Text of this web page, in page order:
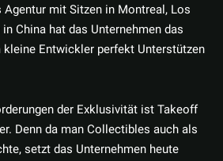
Agentur mit Sitzen in Montreal, Los
China hat das Unternehmen das
Entwickler perfekt Unterstützen
der Exklusivität ist Takeoff
Denn da man Collectibles auch als
setzt das Unternehmen heute